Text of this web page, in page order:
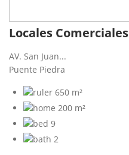
Locales Comerciales
AV. San Juan...
Puente Piedra
650 m²
200 m²
9
2